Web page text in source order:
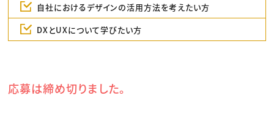
自社におけるデザインの活用方法を考えたい方
DXとUXについて学びたい方
応募は締め切りました。